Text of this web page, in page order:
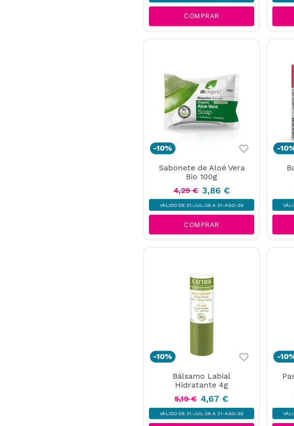
COMPRAR
-10%
Sabonete de Aloé Vera
Bio 100g
4,29 € 3,86 €
VÁLIDO DE 31-JUL-26 A 31-AGO-26
COMPRAR
-
-10%
Bálsamo Labial
Hidratante 4g
5,19 € 4,67 €
VÁLIDO DE 31-JUL-26 A 31-AGO-26
-